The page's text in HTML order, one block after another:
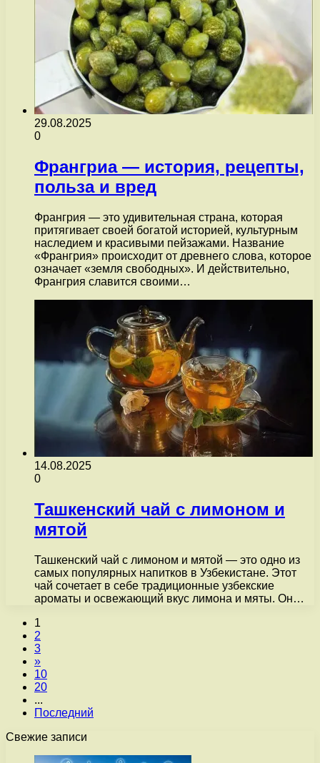
29.08.2025
0
Франгриа — история, рецепты,
польза и вред
Франгрия — это удивительная страна, которая
притягивает своей богатой историей, культурным
наследием и красивыми пейзажами. Название
«Франгрия» происходит от древнего слова, которое
означает «земля свободных». И действительно,
Франгрия славится своими…
14.08.2025
0
Ташкенский чай с лимоном и
мятой
Ташкенский чай с лимоном и мятой — это одно из
самых популярных напитков в Узбекистане. Этот
чай сочетает в себе традиционные узбекские
ароматы и освежающий вкус лимона и мяты. Он…
1
2
3
»
10
20
...
Последний
Свежие записи